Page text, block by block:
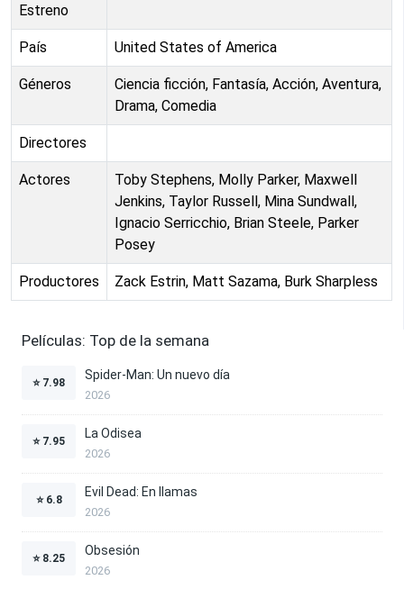
Estreno
País United States of America
Géneros
Ciencia ficción, Fantasía, Acción, Aventura,
Drama, Comedia
Directores
Actores
Toby Stephens, Molly Parker, Maxwell
Jenkins, Taylor Russell, Mina Sundwall,
Ignacio Serricchio, Brian Steele, Parker
Posey
Productores Zack Estrin, Matt Sazama, Burk Sharpless
Películas: Top de la semana
⭐ 7.98
Spider-Man: Un nuevo día
2026
⭐ 7.95
La Odisea
2026
⭐ 6.8
Evil Dead: En llamas
2026
⭐ 8.25
Obsesión
2026